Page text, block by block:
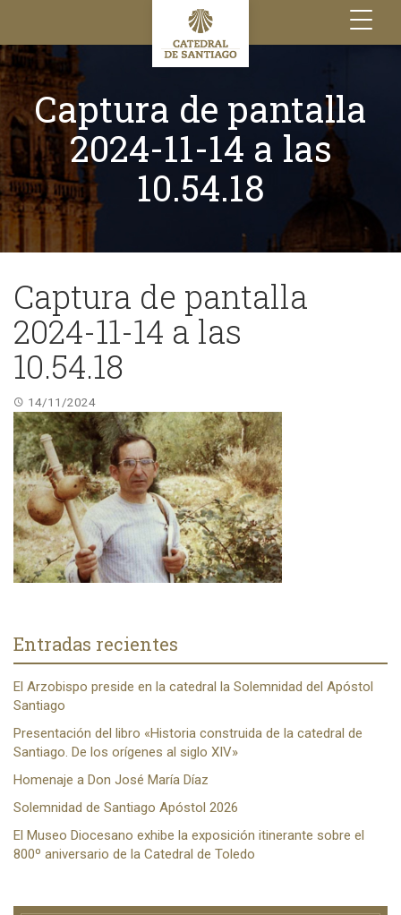
Toggle
navigation
Captura de pantalla
2024-11-14 a las
10.54.18
Captura de pantalla
2024-11-14 a las
10.54.18
14/11/2024
Entradas recientes
El Arzobispo preside en la catedral la Solemnidad del Apóstol
Santiago
Presentación del libro «Historia construida de la catedral de
Santiago. De los orígenes al siglo XIV»
Homenaje a Don José María Díaz
Solemnidad de Santiago Apóstol 2026
El Museo Diocesano exhibe la exposición itinerante sobre el
800º aniversario de la Catedral de Toledo